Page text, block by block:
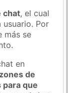
chat, el cual
usuario. Por
más se
en
de
que